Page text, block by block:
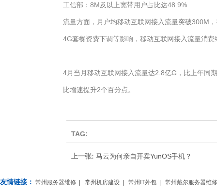
工信部：8M及以上宽带用户占比达48.9%
流量方面，月户均移动互联网接入流量突破300M
4G套餐资费下调等影响，移动互联网接入流量消费
4月当月移动互联网接入流量达2.8亿G，比上年同
比增速提升2个百分点。
TAG:
上一张:马云为何亲自开卖YunOS手机？
友情链接： 常州服务器维修 常州机房建设 常州IT外包 常州戴尔服务器维修